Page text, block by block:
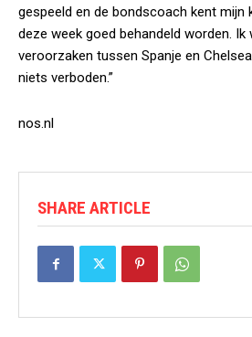
gespeeld en de bondscoach kent mijn
deze week goed behandeld worden. Ik
veroorzaken tussen Spanje en
niets verboden.”
nos.nl
SHARE ARTICLE